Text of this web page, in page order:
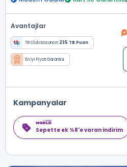
Avantajlar
TB Club Kazancın 235 TB Puan
En İyi Fiyat Garantisi
Kampanyalar
Sepette ek %8'e varan indirim